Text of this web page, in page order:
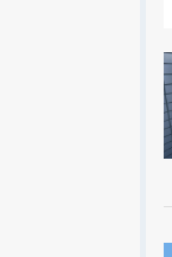
現在、
現在、